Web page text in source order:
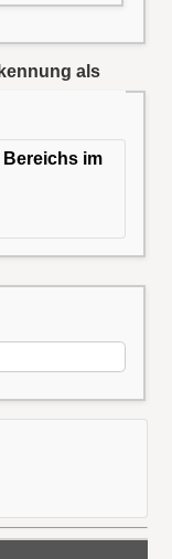
als
im